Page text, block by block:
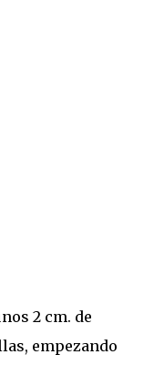
2 cm. de
empezando